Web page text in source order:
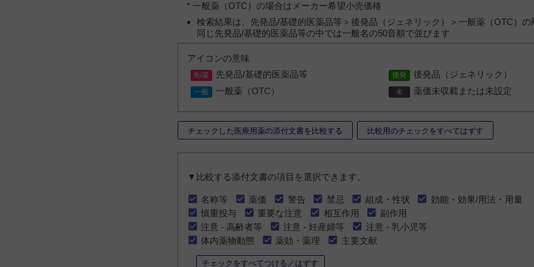
* 一般薬（OTC）の場合はメーカー希望小売価格
検索結果は、先発品/基礎的医薬品等＞後発品（ジェネリック）＞一般薬（OTC）の
同じ先発品/基礎的医薬品等の中では一般名の50音順で並びます
アイコンの意味
先発品/基礎的医薬品等
後発品（ジェネリック）
一般薬（OTC）
薬価未収載または未設定
チェックした医療用薬の添付文書を比較する 比較用のチェックをすべてはずす
▼比較する添付文書の項目を選択できます。
名称等 薬価 警告 禁忌 組成・性状
効能・効果/用法・用量
慎重投与
重要な注意 相互作用
副作用
注意 - 高齢者等
注意 - 妊産婦等
注意 - 乳小児等
体内薬物動態
薬効・薬理 主要文献
チェックをすべてつける／はずす